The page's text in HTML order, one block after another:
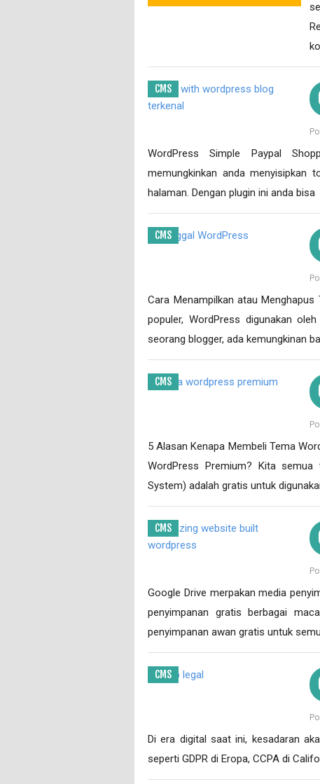
CMS
WordPress Simple Paypal
memungkinkan anda menyisipkan
halaman. Dengan plugin ini anda bisa
CMS
Cara Menampilkan atau
populer, WordPress digunakan
seorang blogger, ada kemungkinan
CMS
5 Alasan Kenapa Membeli Tema
WordPress Premium? Kita
System) adalah gratis untuk
CMS
Google Drive merpakan media
penyimpanan gratis berbagai
penyimpanan awan gratis untuk
CMS
Di era digital saat ini, kesadaran
seperti GDPR di Eropa, CCPA di